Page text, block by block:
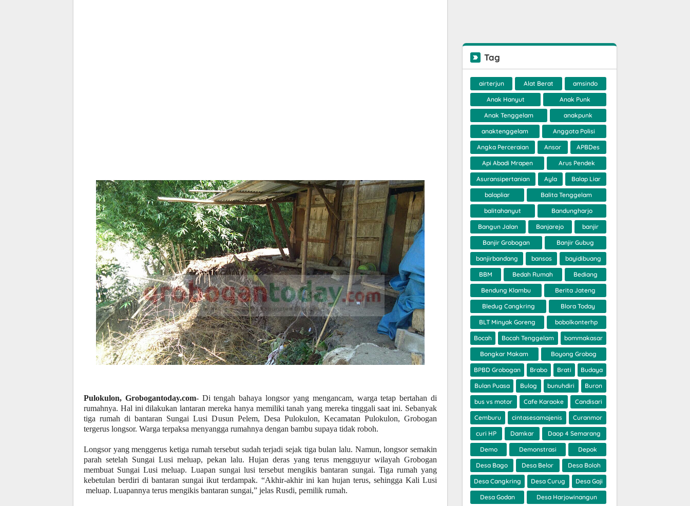
Pulokulon, Grobogantoday.com- Di tengah bahaya longsor yang mengancam, warga tetap bertahan di
rumahnya. Hal ini dilakukan lantaran mereka hanya memiliki tanah yang mereka tinggali saat ini. Sebanyak
tiga rumah di bantaran Sungai Lusi Dusun Pelem, Desa Pulokulon, Kecamatan Pulokulon, Grobogan
tergerus longsor. Warga terpaksa menyangga rumahnya dengan bambu supaya tidak roboh.
Longsor yang menggerus ketiga rumah tersebut sudah terjadi sejak tiga bulan lalu. Namun, longsor semakin
parah setelah Sungai Lusi meluap, pekan lalu. Hujan deras yang terus mengguyur wilayah Grobogan
membuat Sungai Lusi meluap. Luapan sungai lusi tersebut mengikis bantaran sungai. Tiga rumah yang
kebetulan berdiri di bantaran sungai ikut terdampak. “Akhir-akhir ini kan hujan terus, sehingga Kali Lusi
meluap. Luapannya terus mengikis bantaran sungai,” jelas Rusdi, pemilik rumah.
Tag
airterjun Alat Berat amsindo
Anak Hanyut Anak Punk
Anak Tenggelam anakpunk
anaktenggelam Anggota Polisi
Angka Perceraian Ansor APBDes
Api Abadi Mrapen Arus Pendek
Asuransipertanian Ayla Balap Liar
balapliar Balita Tenggelam
balitahanyut Bandungharjo
Bangun Jalan Banjarejo banjir
Banjir Grobogan Banjir Gubug
banjirbandang bansos bayidibuang
BBM Bedah Rumah Bediang
Bendung Klambu Berita Jateng
Bledug Cangkring Blora Today
BLT Minyak Goreng bobolkonterhp
Bocah Bocah Tenggelam bommakasar
Bongkar Makam Boyong Grobog
BPBD Grobogan Brabo Brati Budaya
Bulan Puasa Bulog bunuhdiri Buron
bus vs motor Cafe Karaoke Candisari
Cemburu cintasesamajenis Curanmor
curi HP Damkar Daop 4 Semarang
Demo Demonstrasi Depok
Desa Bago Desa Belor Desa Boloh
Desa Cangkring Desa Curug Desa Gaji
Desa Godan Desa Harjowinangun